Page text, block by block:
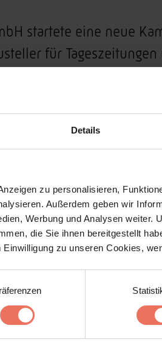
Details
zu personalisieren,
Außerdem geben wir
Werbung und Analysen weiter.
die Sie ihnen bereitgestellt
zu unseren Cookies,
startete eine neue
für
Die M-Zusteller
Geldbörse aufzubessern?
pfiffiges Konzept
die Zielgruppen an